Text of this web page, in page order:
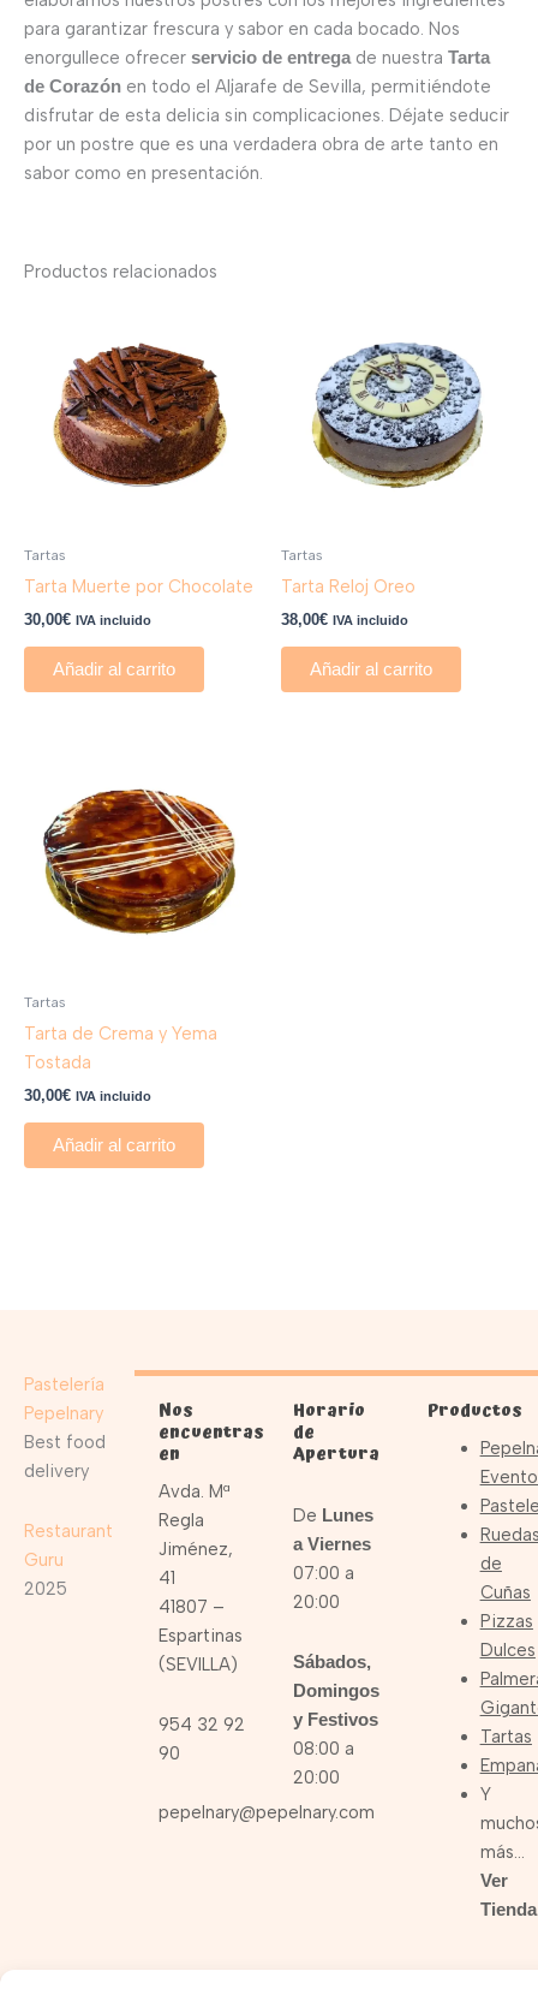
para garantizar frescura y sabor en cada bocado. Nos
enorgullece ofrecer servicio de entrega de nuestra Tarta
de Corazón en todo el Aljarafe de Sevilla, permitiéndote
disfrutar de esta delicia sin complicaciones. Déjate seducir
por un postre que es una verdadera obra de arte tanto en
sabor como en presentación.
Productos relacionados
Tartas
Tarta Muerte por Chocolate
30,00€ IVA incluido
Añadir al carrito
Tartas
Tarta Reloj Oreo
38,00€ IVA incluido
Añadir al carrito
Tartas
Tarta de Crema y Yema
Tostada
30,00€ IVA incluido
Añadir al carrito
Pastelería
Pepelnary
Best food
delivery
Restaurant
Guru
2025
Nos
encuentras
en
Avda. Mª
Regla
Jiménez,
41
41807 –
Espartinas
(SEVILLA)
954 32 92
90
pepelnary@pepelnary.com
Horario
de
Apertura
De Lunes
a Viernes
07:00 a
20:00
Sábados,
Domingos
y Festivos
08:00 a
20:00
Productos
de
Cuñas
Pizzas
Dulces
Tartas
Y
más…
Ver
Tienda